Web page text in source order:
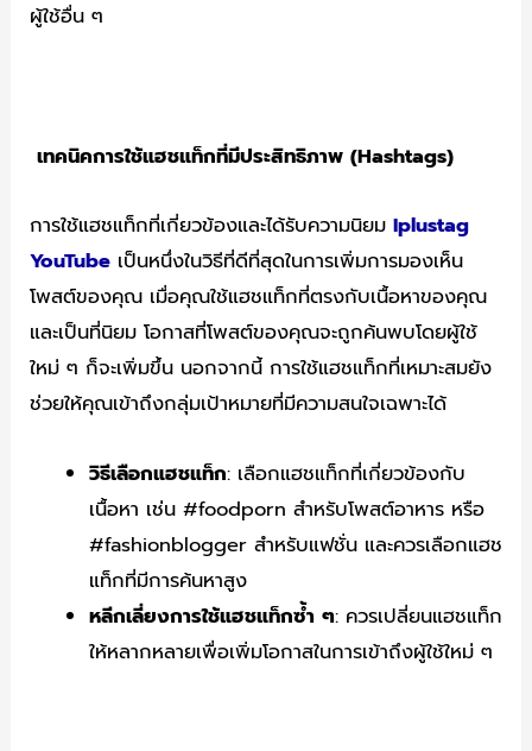
ผู้ใช้อื่น ๆ
เทคนิคการใช้แฮชแท็กที่มีประสิทธิภาพ (Hashtags)
การใช้แฮชแท็กที่เกี่ยวข้องและได้รับความนิยมIplustag
YouTube เป็นหนึ่งในวิธีที่ดีที่สุดในการเพิ่มการมองเห็น
โพสต์ของคุณ เมื่อคุณใช้แฮชแท็กที่ตรงกับเนื้อหาของคุณ
และเป็นที่นิยม โอกาสที่โพสต์ของคุณจะถูกค้นพบโดยผู้ใช้
ใหม่ ๆ ก็จะเพิ่มขึ้น นอกจากนี้ การใช้แฮชแท็กที่เหมาะสมยัง
ช่วยให้คุณเข้าถึงกลุ่มเป้าหมายที่มีความสนใจเฉพาะได้
วิธีเลือกแฮชแท็ก: เลือกแฮชแท็กที่เกี่ยวข้องกับ
เนื้อหา เช่น #foodporn สำหรับโพสต์อาหาร หรือ
#fashionblogger สำหรับแฟชั่น และควรเลือกแฮช
แท็กที่มีการค้นหาสูง
หลีกเลี่ยงการใช้แฮชแท็กซ้ำ ๆ: ควรเปลี่ยนแฮชแท็ก
ให้หลากหลายเพื่อเพิ่มโอกาสในการเข้าถึงผู้ใช้ใหม่ ๆ